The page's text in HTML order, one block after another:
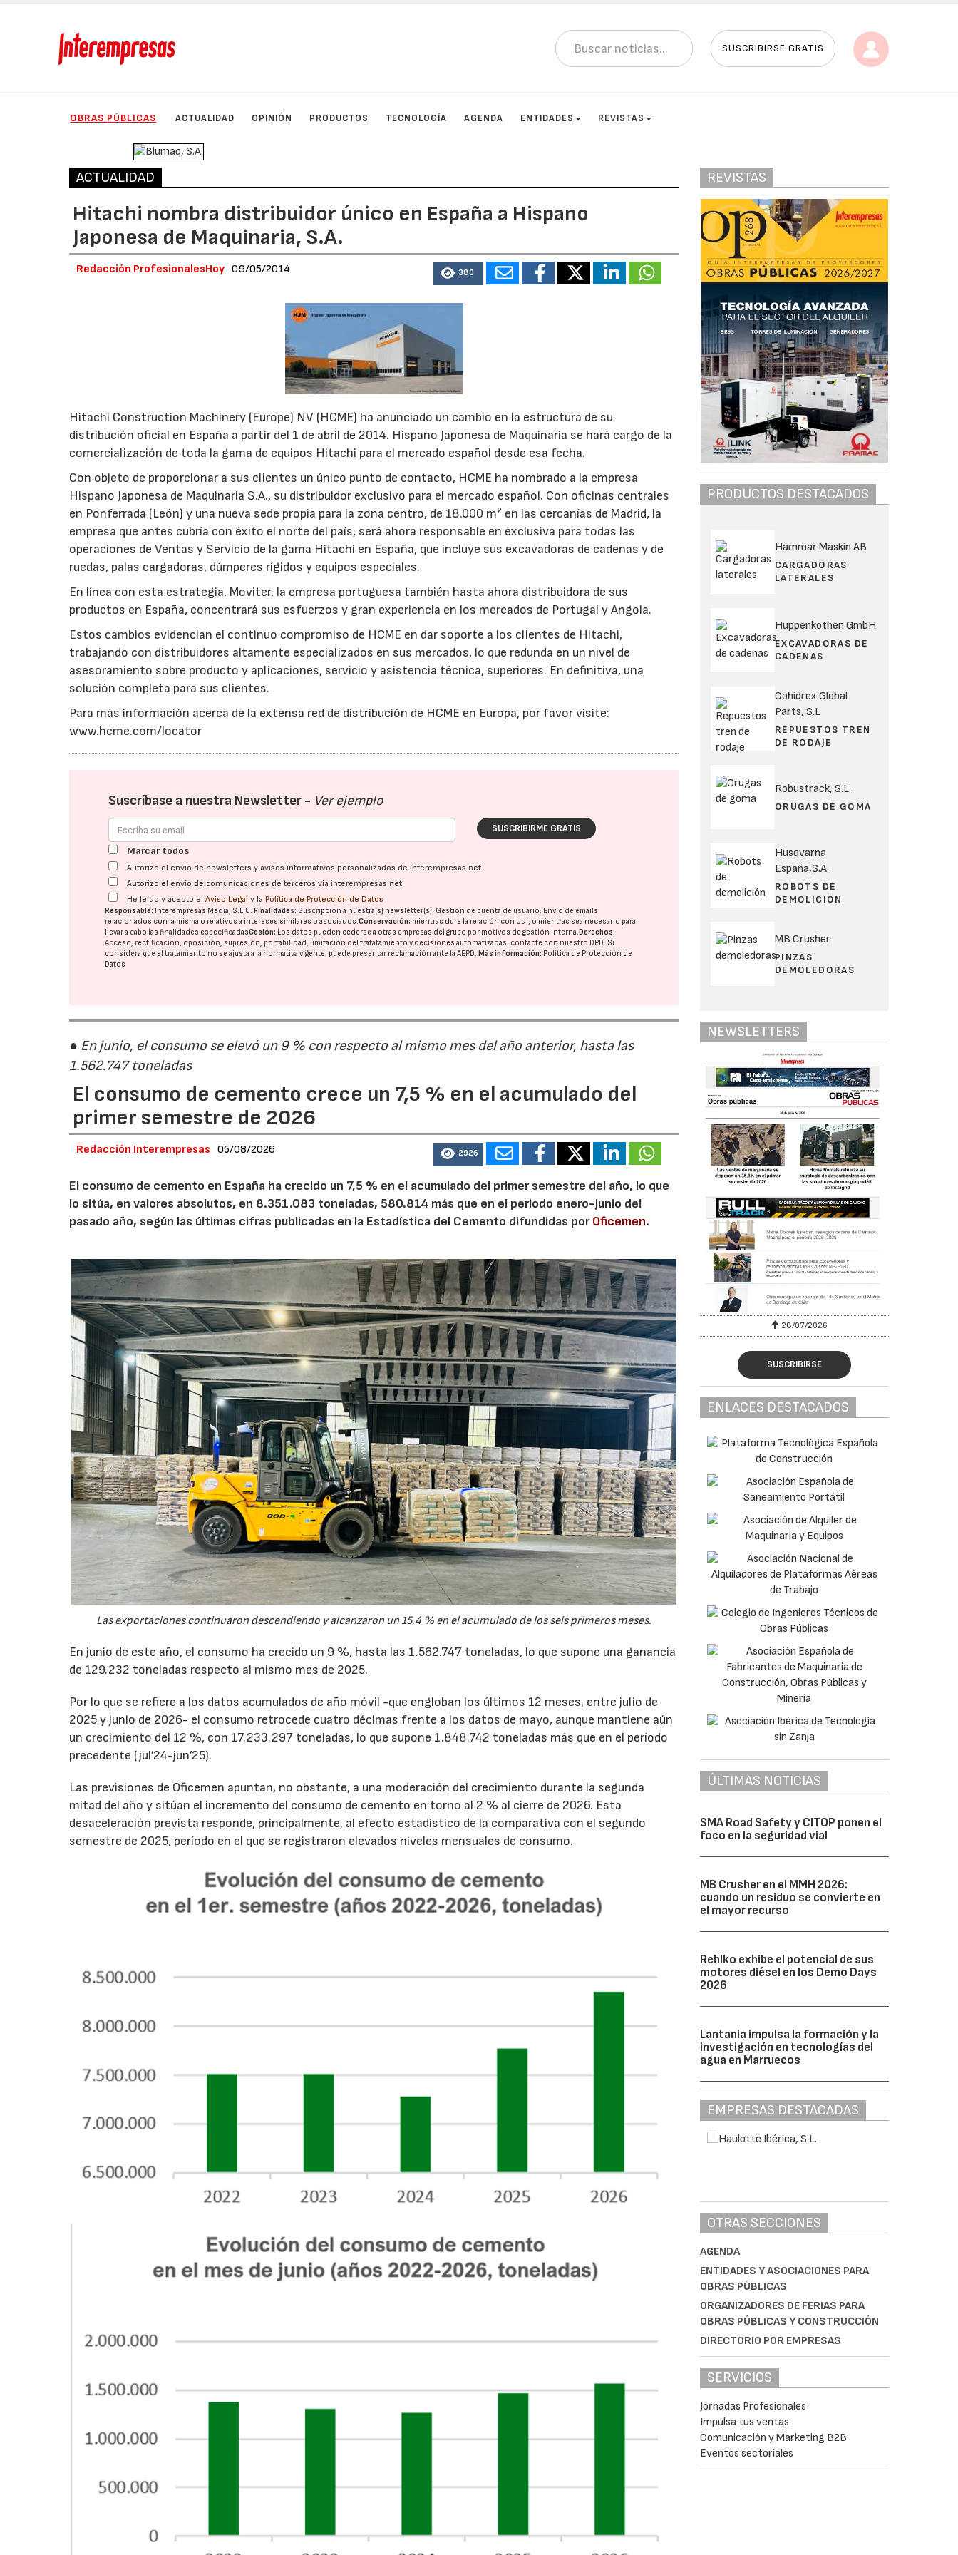
SUSCRIBIRSE GRATIS
OBRAS PÚBLICAS ACTUALIDAD OPINIÓN PRODUCTOS TECNOLOGÍA AGENDA ENTIDADES REVISTAS
ACTUALIDAD
Hitachi nombra distribuidor único en España a Hispano
Japonesa de Maquinaria, S.A.
Redacción ProfesionalesHoy 09/05/2014 380
Hitachi Construction Machinery (Europe) NV (HCME) ha anunciado un cambio en la estructura de su
distribución oficial en España a partir del 1 de abril de 2014. Hispano Japonesa de Maquinaria se hará cargo de la
comercialización de toda la gama de equipos Hitachi para el mercado español desde esa fecha.
Con objeto de proporcionar a sus clientes un único punto de contacto, HCME ha nombrado a la empresa
Hispano Japonesa de Maquinaria S.A., su distribuidor exclusivo para el mercado español. Con oficinas centrales
en Ponferrada (León) y una nueva sede propia para la zona centro, de 18.000 m² en las cercanías de Madrid, la
empresa que antes cubría con éxito el norte del país, será ahora responsable en exclusiva para todas las
operaciones de Ventas y Servicio de la gama Hitachi en España, que incluye sus excavadoras de cadenas y de
ruedas, palas cargadoras, dúmperes rígidos y equipos especiales.
En línea con esta estrategia, Moviter, la empresa portuguesa también hasta ahora distribuidora de sus
productos en España, concentrará sus esfuerzos y gran experiencia en los mercados de Portugal y Angola.
Estos cambios evidencian el continuo compromiso de HCME en dar soporte a los clientes de Hitachi,
trabajando con distribuidores altamente especializados en sus mercados, lo que redunda en un nivel de
asesoramiento sobre producto y aplicaciones, servicio y asistencia técnica, superiores. En definitiva, una
solución completa para sus clientes.
Para más información acerca de la extensa red de distribución de HCME en Europa, por favor visite:
www.hcme.com/locator
Suscríbase a nuestra Newsletter - Ver ejemplo
SUSCRIBIRME GRATIS
Marcar todos
Autorizo el envío de newsletters y avisos informativos personalizados de interempresas.net
Autorizo el envío de comunicaciones de terceros vía interempresas.net
He leído y acepto elAviso Legal y la Política de Protección de Datos
Responsable: Interempresas Media, S.L.U. Finalidades: Suscripción a nuestra(s) newsletter(s). Gestión de cuenta de usuario. Envío de emails
relacionados con la misma o relativos a intereses similares o asociados.Conservación: mientras dure la relación con Ud., o mientras sea necesario para
llevar a cabo las finalidades especificadasCesión: Los datos pueden cederse a otras empresas del grupo por motivos de gestión interna. Derechos:
Acceso, rectificación, oposición, supresión, portabilidad, limitación del tratatamiento y decisiones automatizadas: contacte con nuestro DPD. Si
considera que el tratamiento no se ajusta a la normativa vigente, puede presentar reclamación ante laAEPD. Más información: Política de Protección de
Datos
● En junio, el consumo se elevó un 9 % con respecto al mismo mes del año anterior, hasta las
1.562.747 toneladas
El consumo de cemento crece un 7,5 % en el acumulado del
primer semestre de 2026
Redacción Interempresas 05/08/2026 2926
El consumo de cemento en España ha crecido un 7,5 % en el acumulado del primer semestre del año, lo que
lo sitúa, en valores absolutos, en 8.351.083 toneladas, 580.814 más que en el periodo enero-junio del
pasado año, según las últimas cifras publicadas en la Estadística del Cemento difundidas porOficemen.
Las exportaciones continuaron descendiendo y alcanzaron un 15,4 % en el acumulado de los seis primeros meses.
En junio de este año, el consumo ha crecido un 9 %, hasta las 1.562.747 toneladas, lo que supone una ganancia
de 129.232 toneladas respecto al mismo mes de 2025.
Por lo que se refiere a los datos acumulados de año móvil -que engloban los últimos 12 meses, entre julio de
2025 y junio de 2026- el consumo retrocede cuatro décimas frente a los datos de mayo, aunque mantiene aún
un crecimiento del 12 %, con 17.233.297 toneladas, lo que supone 1.848.742 toneladas más que en el período
precedente (jul’24-jun’25).
Las previsiones de Oficemen apuntan, no obstante, a una moderación del crecimiento durante la segunda
mitad del año y sitúan el incremento del consumo de cemento en torno al 2 % al cierre de 2026. Esta
desaceleración prevista responde, principalmente, al efecto estadístico de la comparativa con el segundo
semestre de 2025, período en el que se registraron elevados niveles mensuales de consumo.
REVISTAS
PRODUCTOS DESTACADOS
Hammar Maskin AB
CARGADORAS
LATERALES
Huppenkothen GmbH
EXCAVADORAS DE
CADENAS
Cohidrex Global
Parts, S.L
REPUESTOS TREN
DE RODAJE
Robustrack, S.L.
ORUGAS DE GOMA
Husqvarna
España,S.A.
ROBOTS DE
DEMOLICIÓN
MB Crusher
PINZAS
DEMOLEDORAS
NEWSLETTERS
28/07/2026 30/07/2026 28/07/2026
SUSCRIBIRSE
ENLACES DESTACADOS
ÚLTIMAS NOTICIAS
SMA Road Safety y CITOP ponen el
foco en la seguridad vial
MB Crusher en el MMH 2026:
cuando un residuo se convierte en
el mayor recurso
Rehlko exhibe el potencial de sus
motores diésel en los Demo Days
2026
Lantania impulsa la formación y la
investigación en tecnologías del
agua en Marruecos
EMPRESAS DESTACADAS
OTRAS SECCIONES
AGENDA
ENTIDADES Y ASOCIACIONES PARA
OBRAS PÚBLICAS
ORGANIZADORES DE FERIAS PARA
OBRAS PÚBLICAS Y CONSTRUCCIÓN
DIRECTORIO POR EMPRESAS
SERVICIOS
Jornadas Profesionales
Impulsa tus ventas
Comunicación y Marketing B2B
Eventos sectoriales